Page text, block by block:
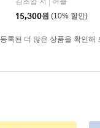
15,300원 (10% 할인)
록된 더 많은 상품을 확인해